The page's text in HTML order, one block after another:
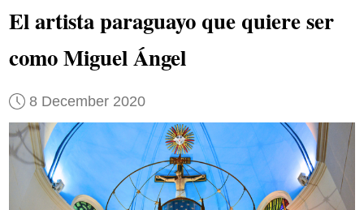
El artista paraguayo que quiere ser
como Miguel Ángel
8 December 2020